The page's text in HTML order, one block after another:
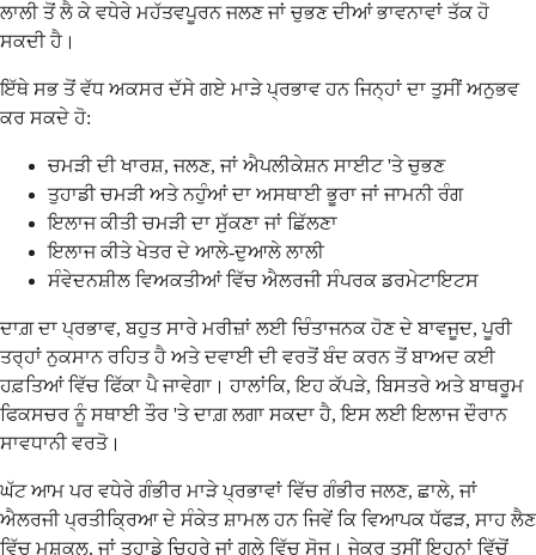
ਲਾਲੀ ਤੋਂ ਲੈ ਕੇ ਵਧੇਰੇ ਮਹੱਤਵਪੂਰਨ ਜਲਣ ਜਾਂ ਚੁਭਣ ਦੀਆਂ ਭਾਵਨਾਵਾਂ ਤੱਕ ਹੋ
ਸਕਦੀ ਹੈ।
ਇੱਥੇ ਸਭ ਤੋਂ ਵੱਧ ਅਕਸਰ ਦੱਸੇ ਗਏ ਮਾੜੇ ਪ੍ਰਭਾਵ ਹਨ ਜਿਨ੍ਹਾਂ ਦਾ ਤੁਸੀਂ ਅਨੁਭਵ
ਕਰ ਸਕਦੇ ਹੋ:
ਚਮੜੀ ਦੀ ਖਾਰਸ਼, ਜਲਣ, ਜਾਂ ਐਪਲੀਕੇਸ਼ਨ ਸਾਈਟ 'ਤੇ ਚੁਭਣ
ਤੁਹਾਡੀ ਚਮੜੀ ਅਤੇ ਨਹੁੰਆਂ ਦਾ ਅਸਥਾਈ ਭੂਰਾ ਜਾਂ ਜਾਮਨੀ ਰੰਗ
ਇਲਾਜ ਕੀਤੀ ਚਮੜੀ ਦਾ ਸੁੱਕਣਾ ਜਾਂ ਛਿੱਲਣਾ
ਇਲਾਜ ਕੀਤੇ ਖੇਤਰ ਦੇ ਆਲੇ-ਦੁਆਲੇ ਲਾਲੀ
ਸੰਵੇਦਨਸ਼ੀਲ ਵਿਅਕਤੀਆਂ ਵਿੱਚ ਐਲਰਜੀ ਸੰਪਰਕ ਡਰਮੇਟਾਇਟਸ
ਦਾਗ਼ ਦਾ ਪ੍ਰਭਾਵ, ਬਹੁਤ ਸਾਰੇ ਮਰੀਜ਼ਾਂ ਲਈ ਚਿੰਤਾਜਨਕ ਹੋਣ ਦੇ ਬਾਵਜੂਦ, ਪੂਰੀ
ਤਰ੍ਹਾਂ ਨੁਕਸਾਨ ਰਹਿਤ ਹੈ ਅਤੇ ਦਵਾਈ ਦੀ ਵਰਤੋਂ ਬੰਦ ਕਰਨ ਤੋਂ ਬਾਅਦ ਕਈ
ਹਫ਼ਤਿਆਂ ਵਿੱਚ ਫਿੱਕਾ ਪੈ ਜਾਵੇਗਾ। ਹਾਲਾਂਕਿ, ਇਹ ਕੱਪੜੇ, ਬਿਸਤਰੇ ਅਤੇ ਬਾਥਰੂਮ
ਫਿਕਸਚਰ ਨੂੰ ਸਥਾਈ ਤੌਰ 'ਤੇ ਦਾਗ਼ ਲਗਾ ਸਕਦਾ ਹੈ, ਇਸ ਲਈ ਇਲਾਜ ਦੌਰਾਨ
ਸਾਵਧਾਨੀ ਵਰਤੋ।
ਘੱਟ ਆਮ ਪਰ ਵਧੇਰੇ ਗੰਭੀਰ ਮਾੜੇ ਪ੍ਰਭਾਵਾਂ ਵਿੱਚ ਗੰਭੀਰ ਜਲਣ, ਛਾਲੇ, ਜਾਂ
ਐਲਰਜੀ ਪ੍ਰਤੀਕ੍ਰਿਆ ਦੇ ਸੰਕੇਤ ਸ਼ਾਮਲ ਹਨ ਜਿਵੇਂ ਕਿ ਵਿਆਪਕ ਧੱਫੜ, ਸਾਹ ਲੈਣ
ਵਿੱਚ ਮੁਸ਼ਕਲ, ਜਾਂ ਤੁਹਾਡੇ ਚਿਹਰੇ ਜਾਂ ਗਲੇ ਵਿੱਚ ਸੋਜ। ਜੇਕਰ ਤੁਸੀਂ ਇਹਨਾਂ ਵਿੱਚੋਂ